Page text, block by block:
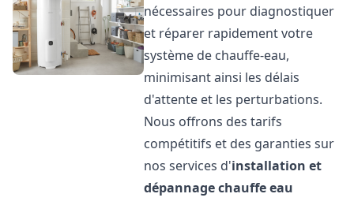
nécessaires pour diagnostiquer
et réparer rapidement votre
système de chauffe-eau,
minimisant ainsi les délais
d'attente et les perturbations.
Nous offrons des tarifs
compétitifs et des garanties sur
nos services d'installation et
dépannage chauffe eau